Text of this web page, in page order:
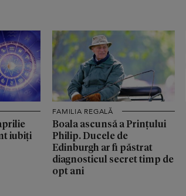
iubiți
FAMILIA REGALĂ
Boala ascunsă a Prințului
Philip. Ducele de
Edinburgh ar fi păstrat
diagnosticul secret timp de
opt ani